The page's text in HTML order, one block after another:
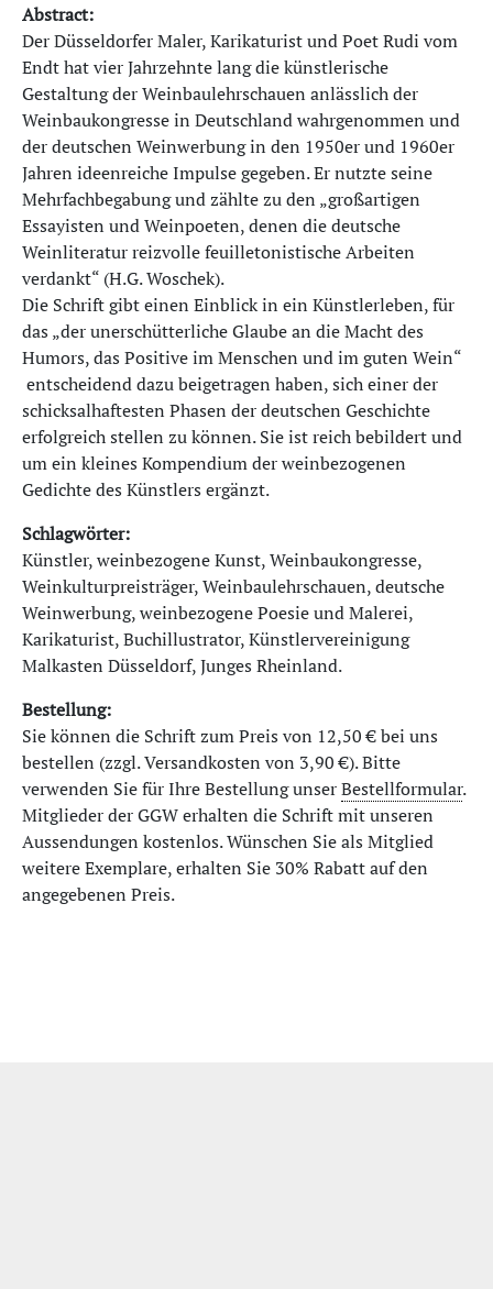
Abstract:
Der Düsseldorfer Maler, Karikaturist und Poet Rudi vom
Endt hat vier Jahrzehnte lang die künstlerische
Gestaltung der Weinbaulehrschauen anlässlich der
Weinbaukongresse in Deutschland wahrgenommen und
der deutschen Weinwerbung in den 1950er und 1960er
Jahren ideenreiche Impulse gegeben. Er nutzte seine
Mehrfachbegabung und zählte zu den „großartigen
Essayisten und Weinpoeten, denen die deutsche
Weinliteratur reizvolle feuilletonistische Arbeiten
verdankt“ (H.G. Woschek).
Die Schrift gibt einen Einblick in ein Künstlerleben, für
das „der unerschütterliche Glaube an die Macht des
Humors, das Positive im Menschen und im guten Wein“
entscheidend dazu beigetragen haben, sich einer der
schicksalhaftesten Phasen der deutschen Geschichte
erfolgreich stellen zu können. Sie ist reich bebildert und
um ein kleines Kompendium der weinbezogenen
Gedichte des Künstlers ergänzt.
Schlagwörter:
Künstler, weinbezogene Kunst, Weinbaukongresse,
Weinkulturpreisträger, Weinbaulehrschauen, deutsche
Weinwerbung, weinbezogene Poesie und Malerei,
Karikaturist, Buchillustrator, Künstlervereinigung
Malkasten Düsseldorf, Junges Rheinland.
Bestellung:
Sie können die Schrift zum Preis von 12,50 € bei uns
bestellen (zzgl. Versandkosten von 3,90 €). Bitte
verwenden Sie für Ihre Bestellung unserBestellformular.
Mitglieder der GGW erhalten die Schrift mit unseren
Aussendungen kostenlos. Wünschen Sie als Mitglied
weitere Exemplare, erhalten Sie 30% Rabatt auf den
angegebenen Preis.